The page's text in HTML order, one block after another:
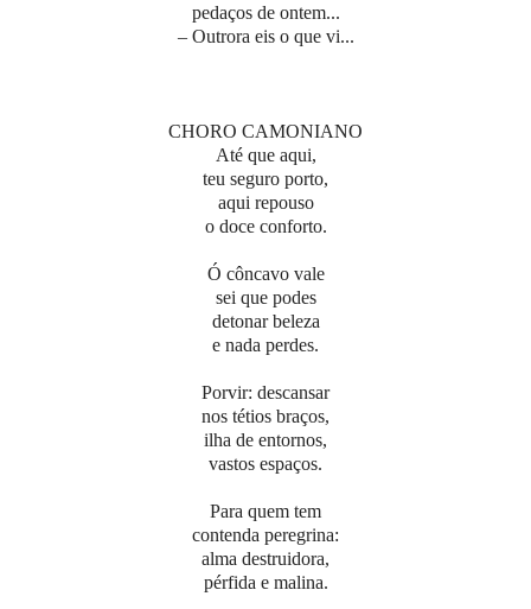
pedaços de ontem...
– Outrora eis o que vi...
CHORO CAMONIANO
Até que aqui,
teu seguro porto,
aqui repouso
o doce conforto.
Ó côncavo vale
sei que podes
detonar beleza
e nada perdes.
Porvir: descansar
nos tétios braços,
ilha de entornos,
vastos espaços.
Para quem tem
contenda peregrina:
alma destruidora,
pérfida e malina.